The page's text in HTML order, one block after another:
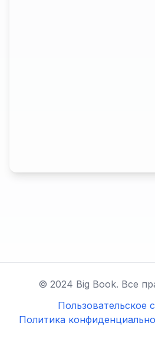
© 2024 Big Book. Все
Пользовательское
Политика